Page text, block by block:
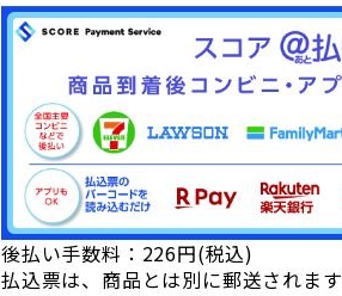
後払い手数料：226円(税込)
払込票は、商品とは別に郵送されます